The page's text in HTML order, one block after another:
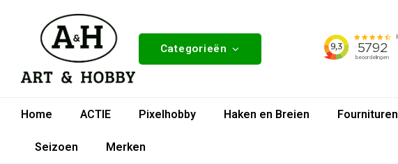
Categorieën
Home ACTIE Pixelhobby Haken en Breien Fournituren
Seizoen
Merken